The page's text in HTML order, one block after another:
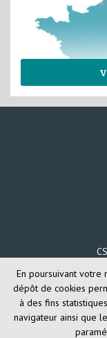
En poursuivant votre
dépôt de cookies
à des fins
navigateur ainsi que